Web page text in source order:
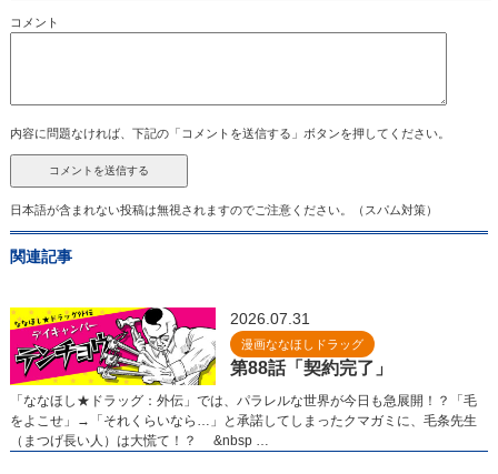
コメント
内容に問題なければ、下記の「コメントを送信する」ボタンを押してください。
日本語が含まれない投稿は無視されますのでご注意ください。（スパム対策）
関連記事
2026.07.31
漫画ななほしドラッグ
第88話「契約完了」
「ななほし★ドラッグ：外伝」では、パラレルな世界が今日も急展開！？「毛
をよこせ」→「それくらいなら…」と承諾してしまったクマガミに、毛条先生
（まつげ長い人）は大慌て！？ &nbsp …